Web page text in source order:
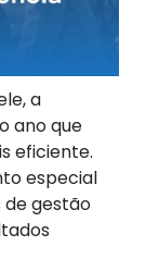
a
ano que
eficiente.
especial
gestão